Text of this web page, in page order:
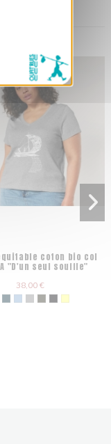
également
coton bio col
"D'un seul souffle"
38,00 €